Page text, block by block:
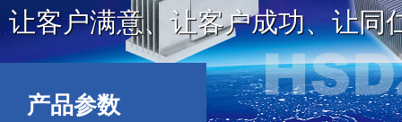
让客户满意、让客户成功、让同
产品参数